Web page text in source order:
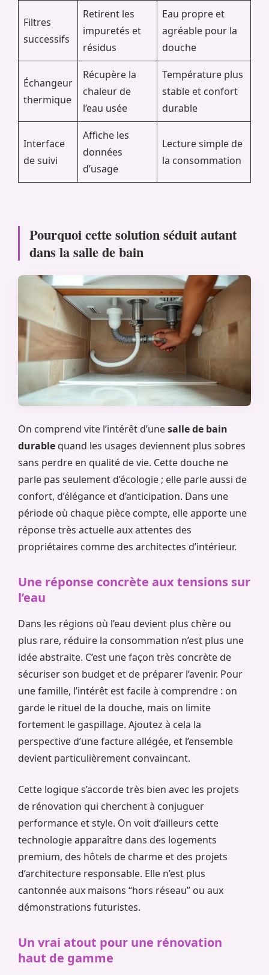
Filtres
successifs
Retirent les
impuretés et
résidus
Eau propre et
agréable pour la
douche
Échangeur
thermique
Récupère la
chaleur de
l’eau usée
Température plus
stable et confort
durable
Interface
de suivi
Affiche les
données
d’usage
Lecture simple de
la consommation
Pourquoi cette solution séduit autant
dans la salle de bain
On comprend vite l’intérêt d’unesalle de bain
durable quand les usages deviennent plus sobres
sans perdre en qualité de vie. Cette douche ne
parle pas seulement d’écologie ; elle parle aussi de
confort, d’élégance et d’anticipation. Dans une
période où chaque pièce compte, elle apporte une
réponse très actuelle aux attentes des
propriétaires comme des architectes d’intérieur.
Une réponse concrète aux tensions sur
l’eau
Dans les régions où l’eau devient plus chère ou
plus rare, réduire la consommation n’est plus une
idée abstraite. C’est une façon très concrète de
sécuriser son budget et de préparer l’avenir. Pour
une famille, l’intérêt est facile à comprendre : on
garde le rituel de la douche, mais on limite
fortement le gaspillage. Ajoutez à cela la
perspective d’une facture allégée, et l’ensemble
devient particulièrement convaincant.
Cette logique s’accorde très bien avec les projets
de rénovation qui cherchent à conjuguer
performance et style. On voit d’ailleurs cette
technologie apparaître dans des logements
premium, des hôtels de charme et des projets
d’architecture responsable. Elle n’est plus
cantonnée aux maisons “hors réseau” ou aux
démonstrations futuristes.
Un vrai atout pour une rénovation
haut de gamme